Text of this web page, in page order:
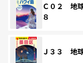
Ｃ０２ 地
８
Ｊ３３ 地